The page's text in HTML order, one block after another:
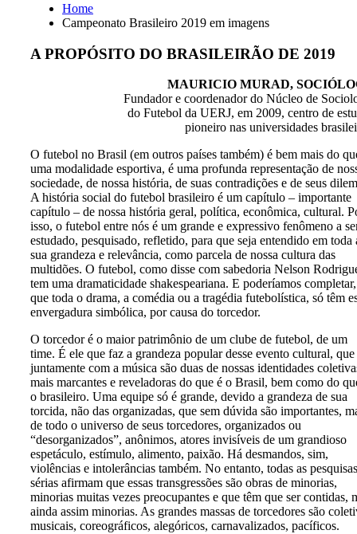
Home
Campeonato Brasileiro 2019 em imagens
A PROPÓSITO DO BRASILEIRÃO DE 2019
MAURICIO MURAD,
Fundador e coordenador do Núcleo de
do Futebol da UERJ, em 2009, centro de
pioneiro nas universidades
O futebol no Brasil (em outros países também) é bem mais do
uma modalidade esportiva, é uma profunda representação de
sociedade, de nossa história, de suas contradições e de seus
A história social do futebol brasileiro é um capítulo – importante
capítulo – de nossa história geral, política, econômica, cultural.
isso, o futebol entre nós é um grande e expressivo fenômeno a
estudado, pesquisado, refletido, para que seja entendido em toda
sua grandeza e relevância, como parcela de nossa cultura das
multidões. O futebol, como disse com sabedoria Nelson
tem uma dramaticidade shakespeariana. E poderíamos completar,
que toda o drama, a comédia ou a tragédia futebolística, só têm
envergadura simbólica, por causa do torcedor.
O torcedor é o maior patrimônio de um clube de futebol, de um
time. É ele que faz a grandeza popular desse evento cultural, que
juntamente com a música são duas de nossas identidades
mais marcantes e reveladoras do que é o Brasil, bem como do
o brasileiro. Uma equipe só é grande, devido a grandeza de sua
torcida, não das organizadas, que sem dúvida são importantes,
de todo o universo de seus torcedores, organizados ou
“desorganizados”, anônimos, atores invisíveis de um grandioso
espetáculo, estímulo, alimento, paixão. Há desmandos, sim,
violências e intolerâncias também. No entanto, todas as pesquisas
sérias afirmam que essas transgressões são obras de minorias,
minorias muitas vezes preocupantes e que têm que ser contidas,
ainda assim minorias. As grandes massas de torcedores são
musicais, coreográficos, alegóricos, carnavalizados, pacíficos.